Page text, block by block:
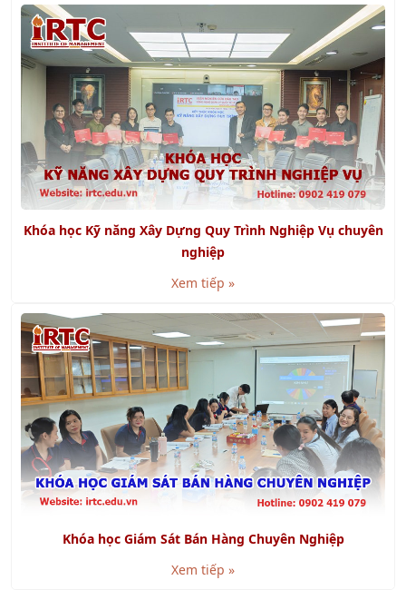
Khóa học Kỹ năng Lập kế hoạch và Tổ chức công việc
Xem tiếp »
Khóa học Kỹ năng Báo cáo và Thuyết trình bằng
Powerpoint
Xem tiếp »